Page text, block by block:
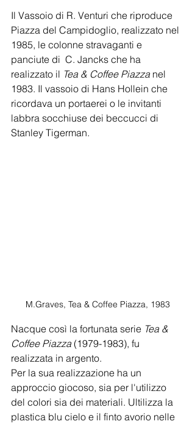
Il Vassoio di R. Venturi che riproduce
Piazza del Campidoglio, realizzato nel
1985, le colonne stravaganti e
panciute di  C. Jancks che ha
realizzato il Tea & Coffee Piazza nel
1983. Il vassoio di Hans Hollein che
ricordava un portaerei o le invitanti
labbra socchiuse dei beccucci di
Stanley Tigerman.
M.Graves, Tea & Coffee Piazza, 1983
Nacque così la fortunata serie Tea &
Coffee Piazza (1979-1983), fu
realizzata in argento.
Per la sua realizzazione ha un
approccio giocoso, sia per l'utilizzo
del colori sia dei materiali. Ultilizza la
plastica blu cielo e il finto avorio nelle